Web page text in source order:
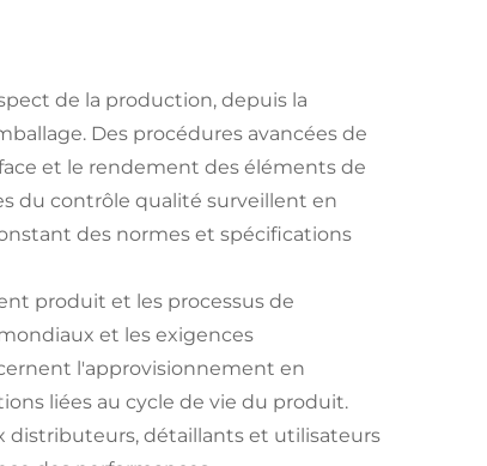
de la production, depuis la
Des procédures avancées de
et le rendement des éléments de
du contrôle qualité surveillent en
des normes et spécifications
produit et les processus de
et les exigences
l'approvisionnement en
liées au cycle de vie du produit.
distributeurs, détaillants et utilisateurs